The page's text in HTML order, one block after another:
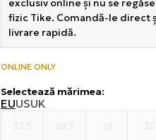
exclusiv online și nu se
fizic Tike. Comandă-le direct
livrare rapidă.
ONLINE ONLY
Selectează mărimea:
EUUSUK